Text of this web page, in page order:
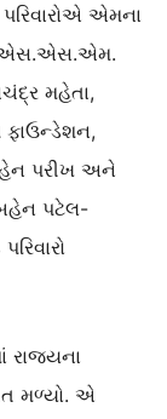
એમના
મહેતા,
ફાઉન્ડેશન,
પરીખ અને
પટેલ-
રાજ્યના
મળ્યો. એ